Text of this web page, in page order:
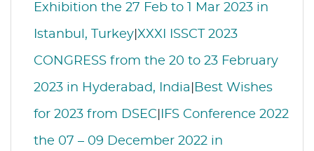
Exhibition the 27 Feb to 1 Mar 2023 in
Istanbul, Turkey XXXI ISSCT 2023
CONGRESS from the 20 to 23 February
2023 in Hyderabad, India Best Wishes
for 2023 from DSEC IFS Conference 2022
the 07 – 09 December 2022 in